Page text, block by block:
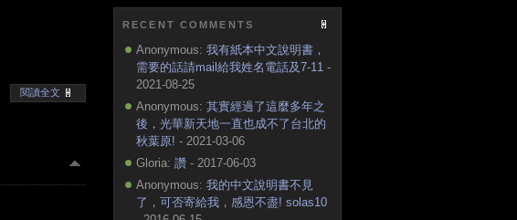
閱讀全文
RECENT COMMENTS
Anonymous: 我有紙本中文說明書，
需要的話請mail給我姓名電話及7-11 -
2021-08-25
Anonymous: 其實經過了這麼多年之
後，光華新天地一直也成不了台北的
秋葉原! - 2021-03-06
Gloria: 讚 - 2017-06-03
Anonymous: 我的中文說明書不見
了，可否寄給我，感恩不盡! solas10